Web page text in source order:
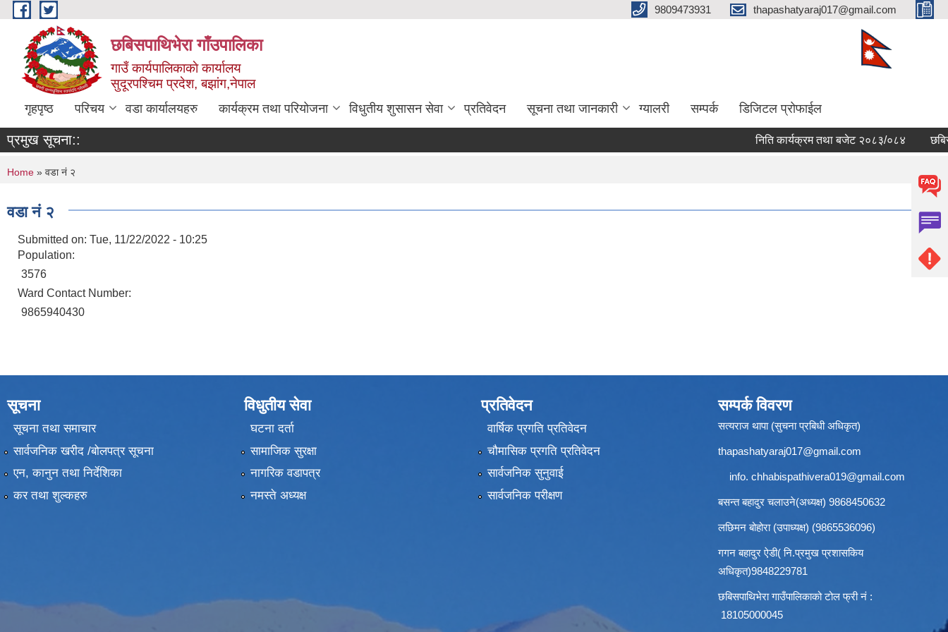
Skip to main content 9809473931 thapashatyaraj017@gmail.com
छबिसपाथिभेरा गाँउपालिका
गाउँ कार्यपालिकाकाे कार्यालय
सुदूरपश्चिम प्रदेश, बझांग,नेपाल
गृहपृष्ठ परिचय वडा कार्यालयहरु कार्यक्रम तथा परियोजना विधुतीय शुसासन सेवा प्रतिवेदन सूचना तथा जानकारी ग्यालरी सम्पर्क डिजिटल प्रोफाईल
प्रमुख सूचना:: निति कार्यक्रम तथा बजेट २०८३/०८४
You are here
Home » वडा नं २
वडा नं २
Submitted on: Tue, 11/22/2022 - 10:25
Population:
3576
Ward Contact Number:
9865940430
सूचना
सूचना तथा समाचार
सार्वजनिक खरीद /बोलपत्र सूचना
एन, कानुन तथा निर्देशिका
कर तथा शुल्कहरु
विधुतीय सेवा
घटना दर्ता
सामाजिक सुरक्षा
नागरिक वडापत्र
नमस्ते अध्यक्ष
प्रतिवेदन
वार्षिक प्रगति प्रतिवेदन
चौमासिक प्रगति प्रतिवेदन
सार्वजनिक सुनुवाई
सार्वजनिक परीक्षण
सम्पर्क विवरण
सत्यराज थापा (सुचना प्रबिधी अधिकृत)
thapashatyaraj017@gmail.com
info. chhabispathivera019@gmail.com
बसन्त बहादुर चलाउने(अध्यक्ष) 9868450632
लछिमन बोहोरा (उपाध्यक्ष) (9865536096)
गगन बहादुर ऐडी( नि.प्रमुख प्रशासकिय
अधिकृत)9848229781
छबिसपाथिभेरा गाउँपालिकाको टोल फ्री नं :
18105000045